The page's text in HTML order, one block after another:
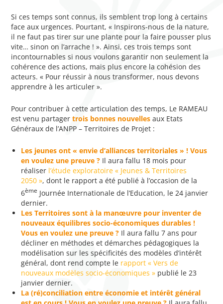
Si ces temps sont connus, ils semblent trop long à certains
face aux urgences. Pourtant, « Inspirons-nous de la nature,
il ne faut pas tirer sur une plante pour la faire pousser plus
vite… sinon on l’arrache ! ». Ainsi, ces trois temps sont
incontournables si nous voulons garantir non seulement la
cohérence des actions, mais plus encore la cohésion des
acteurs. « Pour réussir à nous transformer, nous devons
apprendre à les articuler ».
Pour contribuer à cette articulation des temps, Le RAMEAU
est venu partagertrois bonnes nouvelles aux Etats
Généraux de l’ANPP – Territoires de Projet :
Les jeunes ont « envie d’alliances territoriales » ! Vous
en voulez une preuve ? Il aura fallu 18 mois pour
réaliser l’étude exploratoire « Jeunes & Territoires
2050 », dont le rapport a été publié à l’occasion de la
6ème Journée Internationale de l’Education, le 24 janvier
dernier.
Les Territoires sont à la manœuvre pour inventer de
nouveaux équilibres socio-économiques durables !
Vous en voulez une preuve ? Il aura fallu 7 ans pour
décliner en méthodes et démarches pédagogiques la
modélisation sur les spécificités des modèles d’intérêt
général, dont rend compte le rapport « Vers de
nouveaux modèles socio-économiques » publié le 23
janvier dernier.
La (ré)conciliation entre économie et intérêt général